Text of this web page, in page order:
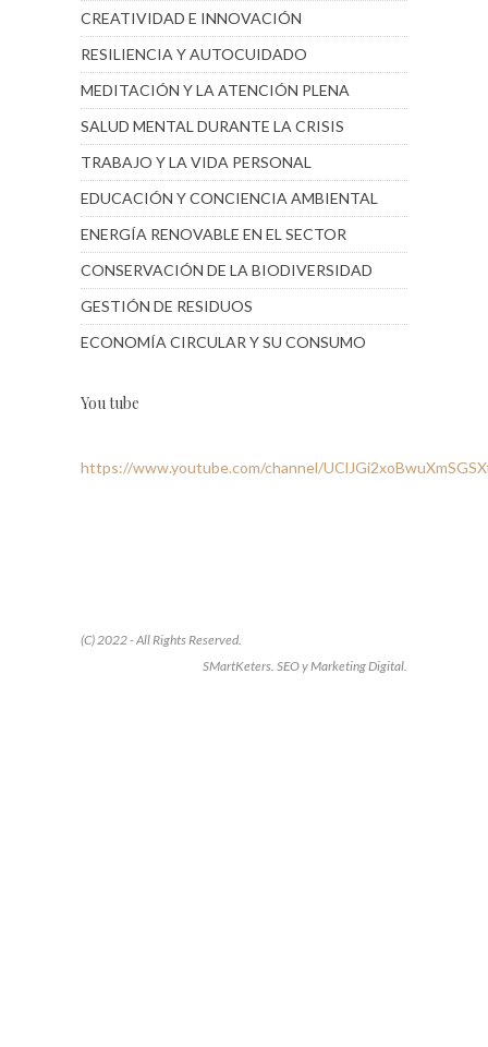
CREATIVIDAD E INNOVACIÓN
RESILIENCIA Y AUTOCUIDADO
MEDITACIÓN Y LA ATENCIÓN PLENA
SALUD MENTAL DURANTE LA CRISIS
TRABAJO Y LA VIDA PERSONAL
EDUCACIÓN Y CONCIENCIA AMBIENTAL
ENERGÍA RENOVABLE EN EL SECTOR
CONSERVACIÓN DE LA BIODIVERSIDAD
GESTIÓN DE RESIDUOS
ECONOMÍA CIRCULAR Y SU CONSUMO
You tube
https://www.youtube.com/channel/
(C) 2022 - All Rights Reserved.
SMartKeters. SEO y Marketing Digital.